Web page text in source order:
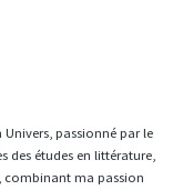
passionné par le
des études en littérature,
combinant ma passion